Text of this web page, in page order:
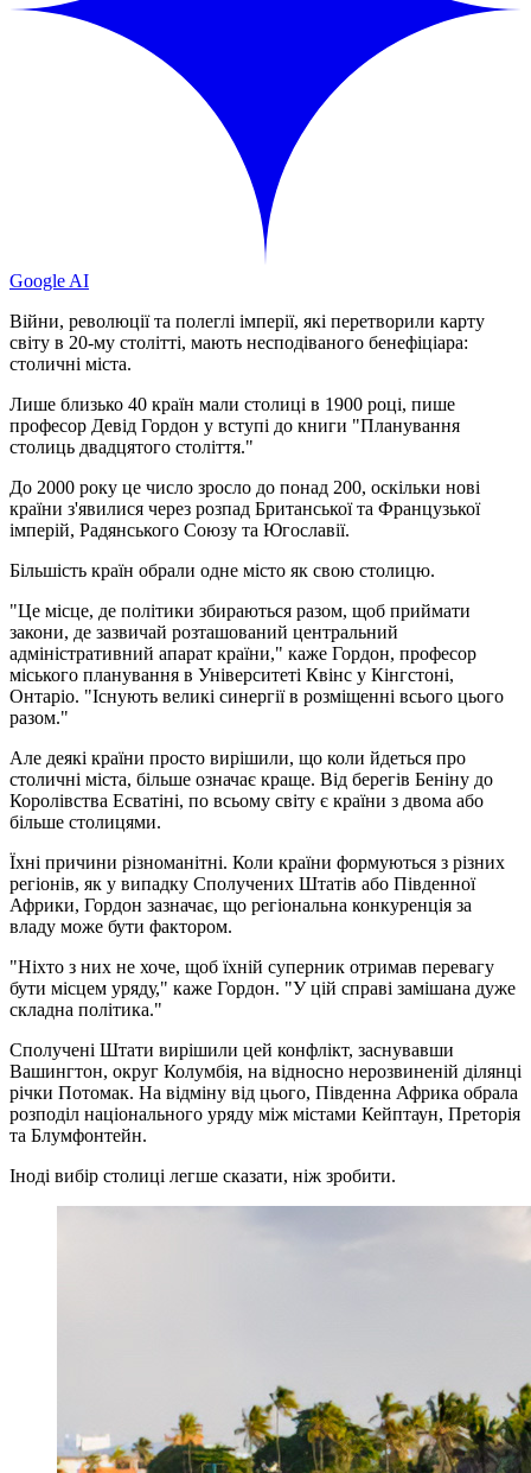
Google AI
Війни, революції та полеглі імперії, які перетворили карту
світу в 20-му столітті, мають несподіваного бенефіціара:
столичні міста.
Лише близько 40 країн мали столиці в 1900 році, пише
професор Девід Гордон у вступі до книги "Планування
столиць двадцятого століття."
До 2000 року це число зросло до понад 200, оскільки нові
країни з'явилися через розпад Британської та Французької
імперій, Радянського Союзу та Югославії.
Більшість країн обрали одне місто як свою столицю.
"Це місце, де політики збираються разом, щоб приймати
закони, де зазвичай розташований центральний
адміністративний апарат країни," каже Гордон, професор
міського планування в Університеті Квінс у Кінгстоні,
Онтаріо. "Існують великі синергії в розміщенні всього цього
разом."
Але деякі країни просто вирішили, що коли йдеться про
столичні міста, більше означає краще. Від берегів Беніну до
Королівства Есватіні, по всьому світу є країни з двома або
більше столицями.
Їхні причини різноманітні. Коли країни формуються з різних
регіонів, як у випадку Сполучених Штатів або Південної
Африки, Гордон зазначає, що регіональна конкуренція за
владу може бути фактором.
"Ніхто з них не хоче, щоб їхній суперник отримав перевагу
бути місцем уряду," каже Гордон. "У цій справі замішана дуже
складна політика."
Сполучені Штати вирішили цей конфлікт, заснувавши
Вашингтон, округ Колумбія, на відносно нерозвиненій ділянці
річки Потомак. На відміну від цього, Південна Африка обрала
розподіл національного уряду між містами Кейптаун, Преторія
та Блумфонтейн.
Іноді вибір столиці легше сказати, ніж зробити.